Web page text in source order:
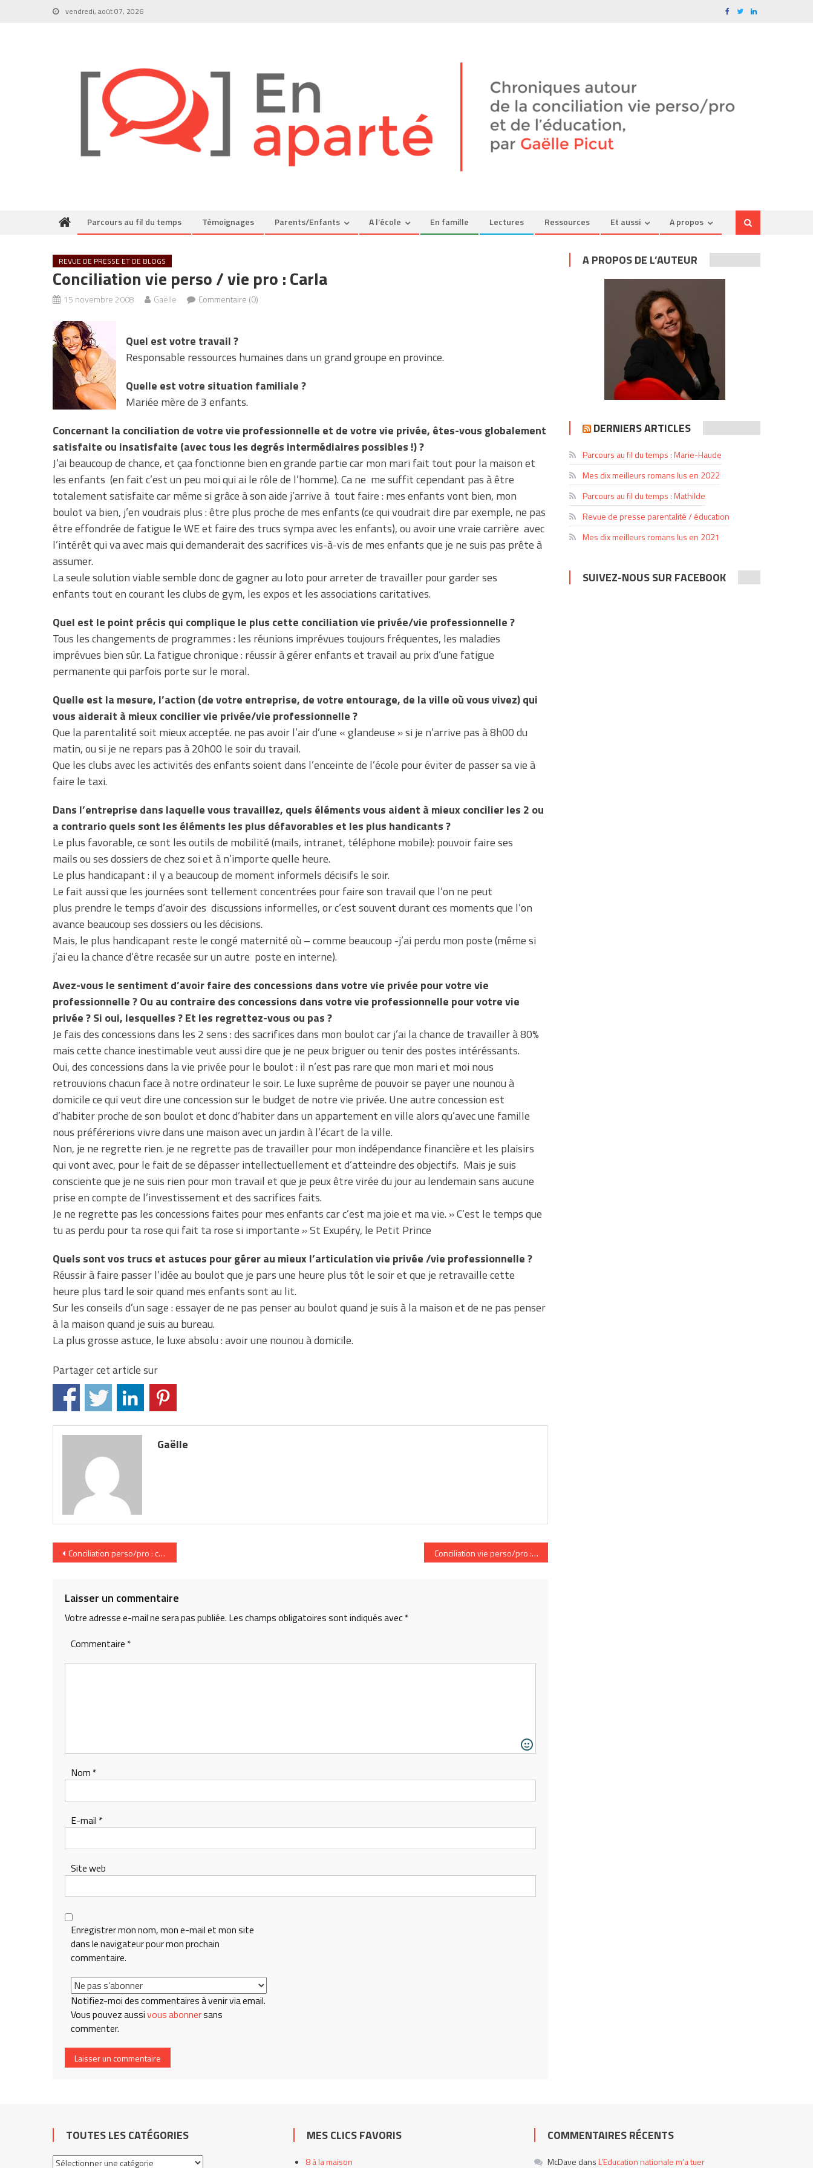
vendredi, août 07, 2026
Parcours au fil du temps Témoignages Parents/Enfants A l’école En famille Lectures Ressources Et aussi A propos
REVUE DE PRESSE ET DE BLOGS
Conciliation vie perso / vie pro : Carla
15 novembre 2008 Gaëlle Commentaire (0)
Quel est votre travail ?
Responsable ressources humaines dans un grand groupe en province.
Quelle est votre situation familiale ?
Mariée mère de 3 enfants.
Concernant la conciliation de votre vie professionnelle et de votre vie privée, êtes-vous globalement
satisfaite ou insatisfaite (avec tous les degrés intermédiaires possibles !) ?
J’ai beaucoup de chance, et çaa fonctionne bien en grande partie car mon mari fait tout pour la maison et
les enfants (en fait c’est un peu moi qui ai le rôle de l’homme). Ca ne me suffit cependant pas à être
totalement satisfaite car même si grâce à son aide j’arrive à tout faire : mes enfants vont bien, mon
boulot va bien, j’en voudrais plus : être plus proche de mes enfants (ce qui voudrait dire par exemple, ne pas
être effondrée de fatigue le WE et faire des trucs sympa avec les enfants), ou avoir une vraie carrière avec
l’intérêt qui va avec mais qui demanderait des sacrifices vis-à-vis de mes enfants que je ne suis pas prête à
assumer.
La seule solution viable semble donc de gagner au loto pour arreter de travailler pour garder ses
enfants tout en courant les clubs de gym, les expos et les associations caritatives.
Quel est le point précis qui complique le plus cette conciliation vie privée/vie professionnelle ?
Tous les changements de programmes : les réunions imprévues toujours fréquentes, les maladies
imprévues bien sûr. La fatigue chronique : réussir à gérer enfants et travail au prix d’une fatigue
permanente qui parfois porte sur le moral.
Quelle est la mesure, l’action (de votre entreprise, de votre entourage, de la ville où vous vivez) qui
vous aiderait à mieux concilier vie privée/vie professionnelle ?
Que la parentalité soit mieux acceptée. ne pas avoir l’air d’une « glandeuse » si je n’arrive pas à 8h00 du
matin, ou si je ne repars pas à 20h00 le soir du travail.
Que les clubs avec les activités des enfants soient dans l’enceinte de l’école pour éviter de passer sa vie à
faire le taxi.
Dans l’entreprise dans laquelle vous travaillez, quels éléments vous aident à mieux concilier les 2 ou
a contrario quels sont les éléments les plus défavorables et les plus handicants ?
Le plus favorable, ce sont les outils de mobilité (mails, intranet, téléphone mobile): pouvoir faire ses
mails ou ses dossiers de chez soi et à n’importe quelle heure.
Le plus handicapant : il y a beaucoup de moment informels décisifs le soir.
Le fait aussi que les journées sont tellement concentrées pour faire son travail que l’on ne peut
plus prendre le temps d’avoir des discussions informelles, or c’est souvent durant ces moments que l’on
avance beaucoup ses dossiers ou les décisions.
Mais, le plus handicapant reste le congé maternité où – comme beaucoup -j’ai perdu mon poste (même si
j’ai eu la chance d’être recasée sur un autre poste en interne).
Avez-vous le sentiment d’avoir faire des concessions dans votre vie privée pour votre vie
professionnelle ? Ou au contraire des concessions dans votre vie professionnelle pour votre vie
privée ? Si oui, lesquelles ? Et les regrettez-vous ou pas ?
Je fais des concessions dans les 2 sens : des sacrifices dans mon boulot car j’ai la chance de travailler à 80%
mais cette chance inestimable veut aussi dire que je ne peux briguer ou tenir des postes intéréssants.
Oui, des concessions dans la vie privée pour le boulot : il n’est pas rare que mon mari et moi nous
retrouvions chacun face à notre ordinateur le soir. Le luxe suprême de pouvoir se payer une nounou à
domicile ce qui veut dire une concession sur le budget de notre vie privée. Une autre concession est
d’habiter proche de son boulot et donc d’habiter dans un appartement en ville alors qu’avec une famille
nous préférerions vivre dans une maison avec un jardin à l’écart de la ville.
Non, je ne regrette rien. je ne regrette pas de travailler pour mon indépendance financière et les plaisirs
qui vont avec, pour le fait de se dépasser intellectuellement et d’atteindre des objectifs. Mais je suis
consciente que je ne suis rien pour mon travail et que je peux être virée du jour au lendemain sans aucune
prise en compte de l’investissement et des sacrifices faits.
Je ne regrette pas les concessions faites pour mes enfants car c’est ma joie et ma vie. » C’est le temps que
tu as perdu pour ta rose qui fait ta rose si importante » St Exupéry, le Petit Prince
Quels sont vos trucs et astuces pour gérer au mieux l’articulation vie privée /vie professionnelle ?
Réussir à faire passer l’idée au boulot que je pars une heure plus tôt le soir et que je retravaille cette
heure plus tard le soir quand mes enfants sont au lit.
Sur les conseils d’un sage : essayer de ne pas penser au boulot quand je suis à la maison et de ne pas penser
à la maison quand je suis au bureau.
La plus grosse astuce, le luxe absolu : avoir une nounou à domicile.
Partager cet article sur
Gaëlle
Navigation
l’article
Conciliation perso/pro : comment font-elles ? Valérie, Anne-France, Lucie, Eléo, Sandrine, Carla, Claire et NatachaConciliation vie perso/pro : comment font-elles ? Céline, Muriel, Gaëlle, Valentine
Laisser un commentaire
Votre adresse e-mail ne sera pas publiée. Les champs obligatoires sont indiqués avec*
Commentaire *
Nom *
E-mail *
Site web
Enregistrer mon nom, mon e-mail et mon site
dans le navigateur pour mon prochain
commentaire.
Notifiez-moi des commentaires à venir via email.
Vous pouvez aussivous abonnersans
commenter.
A PROPOS DE L’AUTEUR
DERNIERS ARTICLES
Parcours au fil du temps : Marie-Haude
Mes dix meilleurs romans lus en 2022
Parcours au fil du temps : Mathilde
Revue de presse parentalité / éducation
Mes dix meilleurs romans lus en 2021
SUIVEZ-NOUS SUR FACEBOOK
TOUTES LES CATÉGORIES
Toutes
MES CLICS FAVORIS
8 à la maison
COMMENTAIRES RÉCENTS
McDave dansL’Education nationale m’a tuer